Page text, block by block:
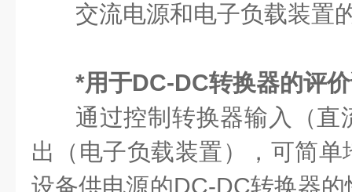
交流电源和电子负载装置
*用于DC-DC转换器的评
通过控制转换器输入（直
出（电子负载装置），可简
设备供电源的DC-DC转换器